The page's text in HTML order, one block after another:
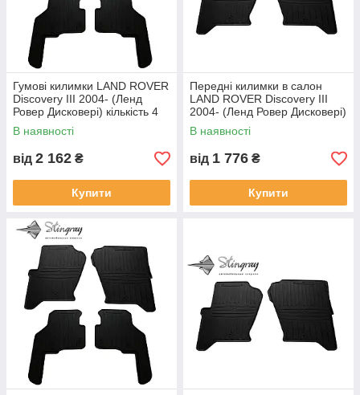
Гумові килимки LAND ROVER
Discovery III 2004- (Ленд
Ровер Дисковері) кількість 4
штуки
В наявності
від 2 162 ₴
Купити
Передні килимки в салон
LAND ROVER Discovery III
2004- (Ленд Ровер Дисковері)
кількість 2 штуки
В наявності
від 1 776 ₴
Купити